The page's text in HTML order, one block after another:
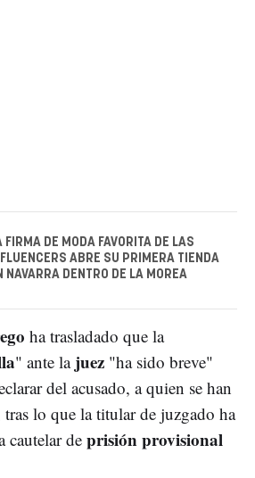
FIRMA DE MODA FAVORITA DE LAS
ABRE SU PRIMERA TIENDA
NAVARRA DENTRO DE LA MOREA
ha trasladado que la
" ante la juez "ha sido breve"
del acusado, a quien se han
tras lo que la titular de juzgado ha
cautelar de prisión provisional